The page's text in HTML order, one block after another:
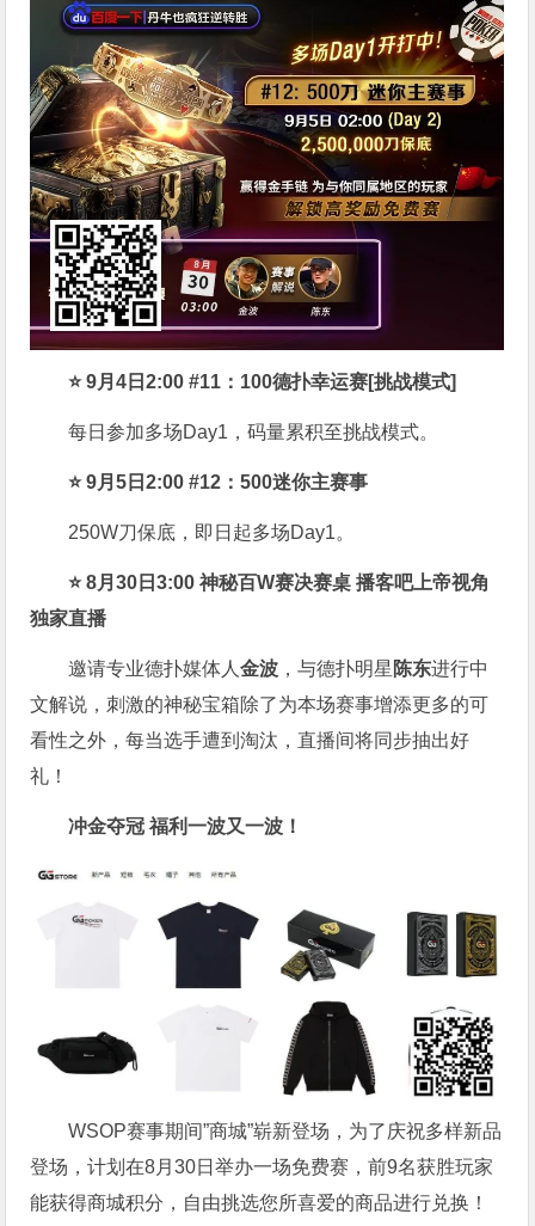
⭐ 9月4日2:00 #11：100德扑幸运赛[挑战模式]
每日参加多场Day1，码量累积至挑战模式。
⭐ 9月5日2:00 #12：500迷你主赛事
250W刀保底，即日起多场Day1。
⭐8月30日3:00 神秘百W赛决赛桌 播客吧上帝视角
独家直播
邀请专业德扑媒体人金波 ，与德扑明星 陈东进行中
文解说，刺激的神秘宝箱除了为本场赛事增添更多的可
看性之外，每当选手遭到淘汰，直播间将同步抽出好
礼！
冲金夺冠 福利一波又一波！
WSOP赛事期间”商城”崭新登场，为了庆祝多样新品
登场，计划在8月30日举办一场免费赛，前9名获胜玩家
能获得商城积分，自由挑选您所喜爱的商品进行兑换！